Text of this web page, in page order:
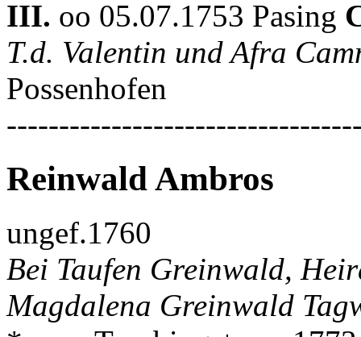
III. oo 05.07.1753 Pasing
T.d. Valentin und Afra
Possenhofen
Reinwald Ambros
ungef.1760
Bei Taufen Greinwald,
Magdalena Greinwald